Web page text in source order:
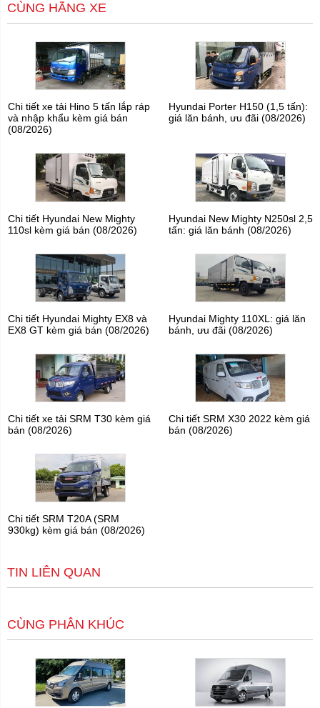
CÙNG HÃNG XE
Chi tiết xe tải Hino 5 tấn lắp ráp
và nhập khẩu kèm giá bán
(08/2026)
Hyundai Porter H150 (1,5 tấn):
giá lăn bánh, ưu đãi (08/2026)
Chi tiết Hyundai New Mighty
110sl kèm giá bán (08/2026)
Hyundai New Mighty N250sl 2,5
tấn: giá lăn bánh (08/2026)
Chi tiết Hyundai Mighty EX8 và
EX8 GT kèm giá bán (08/2026)
Hyundai Mighty 110XL: giá lăn
bánh, ưu đãi (08/2026)
Chi tiết xe tải SRM T30 kèm giá
bán (08/2026)
Chi tiết SRM X30 2022 kèm giá
bán (08/2026)
Chi tiết SRM T20A (SRM
930kg) kèm giá bán (08/2026)
TIN LIÊN QUAN
CÙNG PHÂN KHÚC